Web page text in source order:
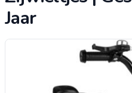
Jaar